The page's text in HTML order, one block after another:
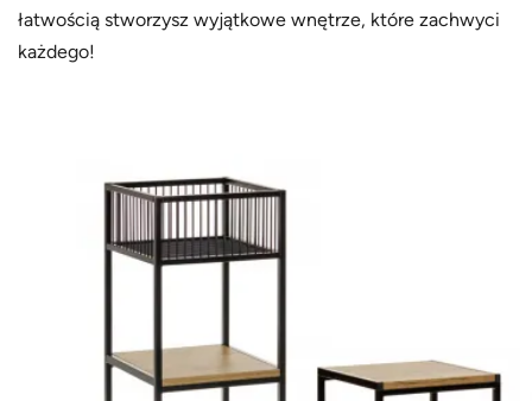
łatwością stworzysz wyjątkowe wnętrze, które zachwyci
każdego!